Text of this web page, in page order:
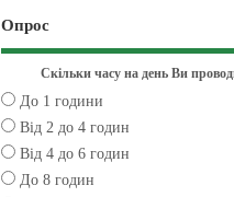
Опрос
Скільки часу на день Ви
До 1 години
Від 2 до 4 годин
Від 4 до 6 годин
До 8 годин